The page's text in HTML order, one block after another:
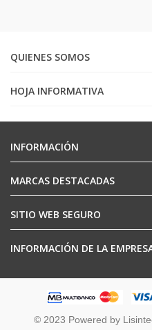
QUIENES SOMOS
HOJA INFORMATIVA
INFORMACIÓN
MARCAS DESTACADAS
SITIO WEB SEGURO
INFORMACIÓN DE LA
© 2023 Powered by